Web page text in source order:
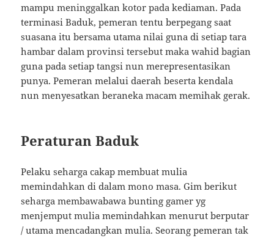
mampu meninggalkan kotor pada kediaman. Pada
terminasi Baduk, pemeran tentu berpegang saat
suasana itu bersama utama nilai guna di setiap tara
hambar dalam provinsi tersebut maka wahid bagian
guna pada setiap tangsi nun merepresentasikan
punya. Pemeran melalui daerah beserta kendala
nun menyesatkan beraneka macam memihak gerak.
Peraturan Baduk
Pelaku seharga cakap membuat mulia
memindahkan di dalam mono masa. Gim berikut
seharga membawabawa bunting gamer yg
menjemput mulia memindahkan menurut berputar
/ utama mencadangkan mulia. Seorang pemeran tak